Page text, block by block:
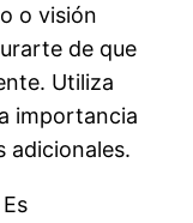
o visión
de que
Utiliza
importancia
adicionales.